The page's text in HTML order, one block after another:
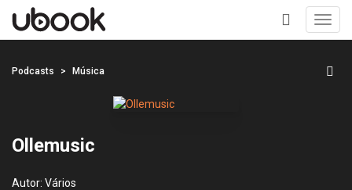
+
Podcasts Música
Ollemusic
Autor: Vários